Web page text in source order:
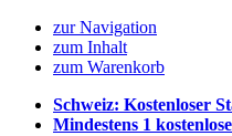
zur Navigation
zum Inhalt
zum Warenkorb
Schweiz: Kostenloser
Mindestens 1